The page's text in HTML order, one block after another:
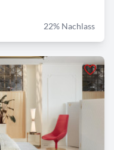
22% Nachlass